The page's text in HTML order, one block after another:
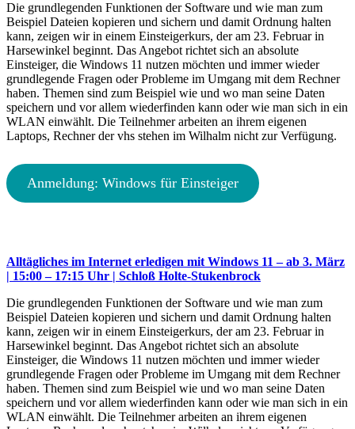
Die grundlegenden Funktionen der Software und wie man zum
Beispiel Dateien kopieren und sichern und damit Ordnung halten
kann, zeigen wir in einem Einsteigerkurs, der am 23. Februar in
Harsewinkel beginnt. Das Angebot richtet sich an absolute
Einsteiger, die Windows 11 nutzen möchten und immer wieder
grundlegende Fragen oder Probleme im Umgang mit dem Rechner
haben. Themen sind zum Beispiel wie und wo man seine Daten
speichern und vor allem wiederfinden kann oder wie man sich in ein
WLAN einwählt. Die Teilnehmer arbeiten an ihrem eigenen
Laptops, Rechner der vhs stehen im Wilhalm nicht zur Verfügung.
Anmeldung: Windows für Einsteiger
Alltägliches im Internet erledigen mit Windows 11 – ab 3. März
| 15:00 – 17:15 Uhr | Schloß Holte-Stukenbrock
Die grundlegenden Funktionen der Software und wie man zum
Beispiel Dateien kopieren und sichern und damit Ordnung halten
kann, zeigen wir in einem Einsteigerkurs, der am 23. Februar in
Harsewinkel beginnt. Das Angebot richtet sich an absolute
Einsteiger, die Windows 11 nutzen möchten und immer wieder
grundlegende Fragen oder Probleme im Umgang mit dem Rechner
haben. Themen sind zum Beispiel wie und wo man seine Daten
speichern und vor allem wiederfinden kann oder wie man sich in ein
WLAN einwählt. Die Teilnehmer arbeiten an ihrem eigenen